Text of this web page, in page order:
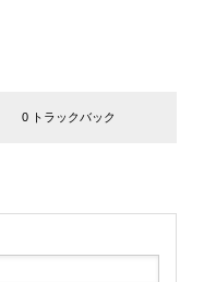
0 トラックバック